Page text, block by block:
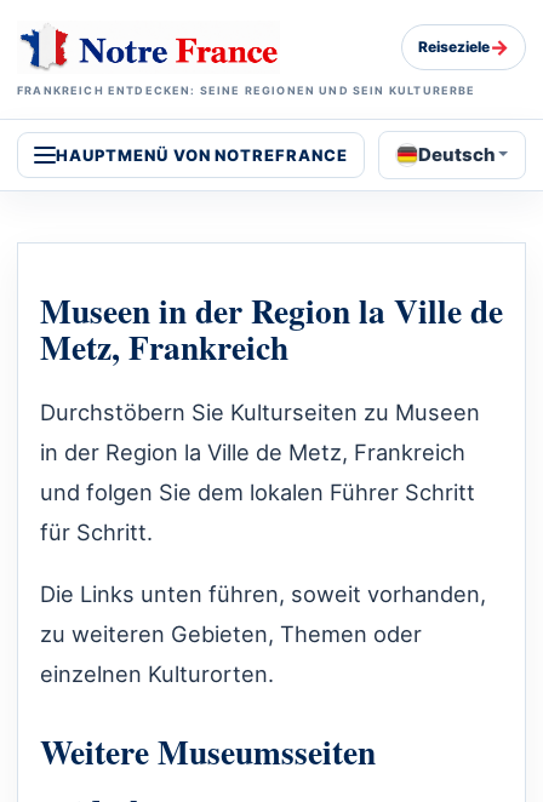
FRANKREICH ENTDECKEN: SEINE REGIONEN UND SEIN KULTURERBE
Reiseziele→
HAUPTMENÜ VON NOTREFRANCE Deutsch
Museen in der Region la Ville de
Metz, Frankreich
Durchstöbern Sie Kulturseiten zu Museen
in der Region la Ville de Metz, Frankreich
und folgen Sie dem lokalen Führer Schritt
für Schritt.
Die Links unten führen, soweit vorhanden,
zu weiteren Gebieten, Themen oder
einzelnen Kulturorten.
Weitere Museumsseiten